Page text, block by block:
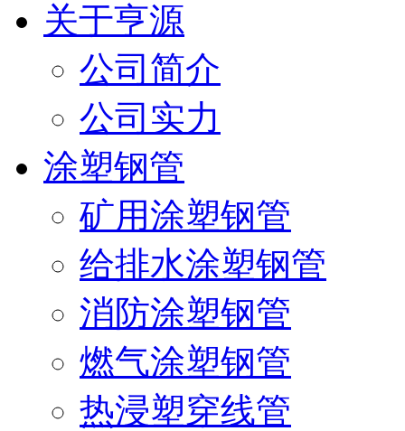
关于亨源
公司简介
公司实力
涂塑钢管
矿用涂塑钢管
给排水涂塑钢管
消防涂塑钢管
燃气涂塑钢管
热浸塑穿线管